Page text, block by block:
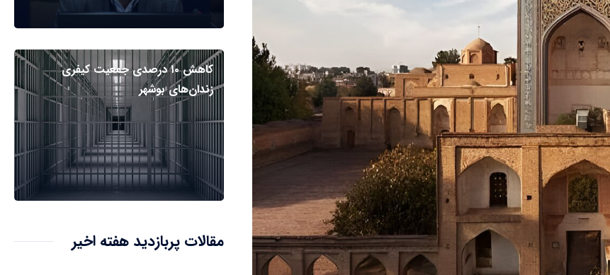
کاهش ۱۰ درصدی جمعیت کیفری
زندان‌های بوشهر
مقالات پربازدید هفته اخیر